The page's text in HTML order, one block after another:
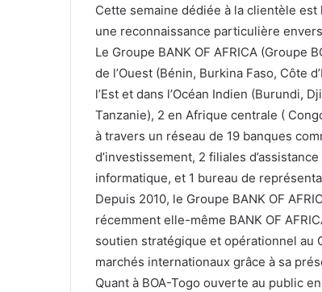
Cette semaine dédiée à la clientèle est
une reconnaissance particulière
Le Groupe BANK OF AFRICA (Groupe
de l’Ouest (Bénin, Burkina Faso, Côte
l’Est et dans l’Océan Indien (Burundi,
Tanzanie), 2 en Afrique centrale (
à travers un réseau de 19 banques
d’investissement, 2 filiales
informatique, et 1 bureau de
Depuis 2010, le Groupe BANK OF
récemment elle-même BANK OF
soutien stratégique et opérationnel au
marchés internationaux grâce à sa
Quant à BOA-Togo ouverte au public